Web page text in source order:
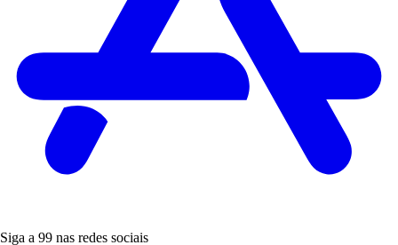
Siga a 99 nas redes sociais